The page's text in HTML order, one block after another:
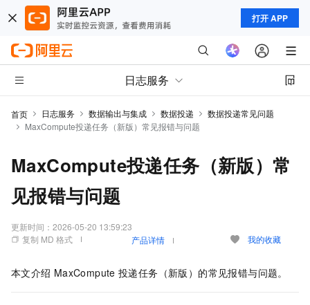
打开 APP
日志服务
首页 日志服务 数据输出与集成 数据投递
数据投递常见问题
MaxCompute投递任务（新版）常见报错与问题
MaxCompute投递任务（新版）常
见报错与问题
更新时间： 2026-05-20 13:59:23
复制 MD 格式
产品详情 我的收藏
本文介绍 MaxCompute 投递任务（新版）的常见报错与问题。